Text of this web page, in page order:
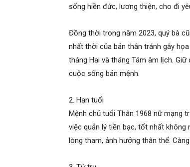
sống hiền đức, lương thiện, cho đi
Đồng thời trong năm 2023, quý bà
nhất thời của bản thân tránh gây
tháng Hai và tháng Tám âm lịch.
cuộc sống bản mệnh.
2. Hạn tuổi
Mệnh chủ tuổi Thân 1968 nữ mạng
việc quản lý tiền bạc, tốt nhất không
lòng tham, ảnh hưởng thân thể.